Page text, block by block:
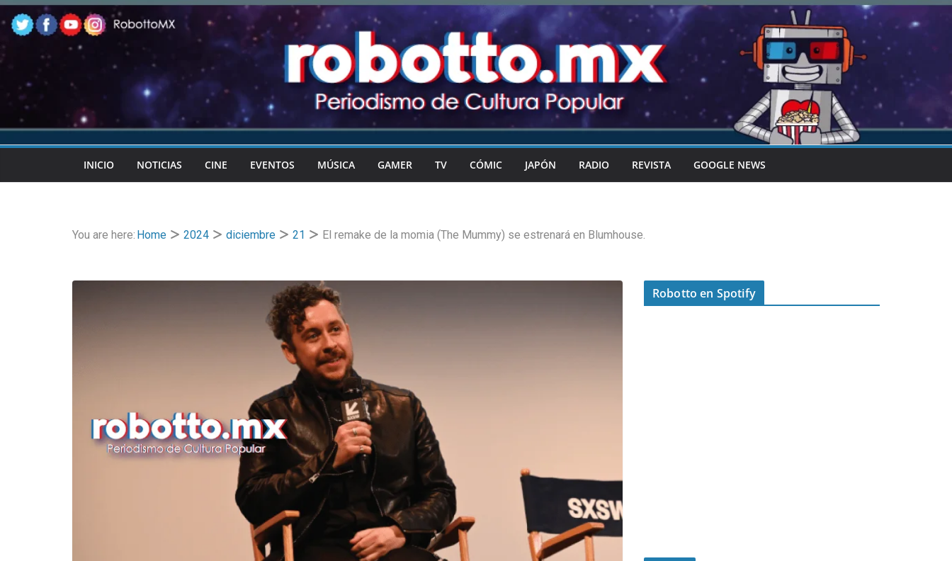
Skip
to
content
INICIO NOTICIAS CINE EVENTOS MÚSICA GAMER TV CÓMIC JAPÓN RADIO REVISTA GOOGLE NEWS
You are here: Home 2024 diciembre 21 El remake de la momia (The Mummy) se estrenará en Blumhouse.
Robotto en Spotify